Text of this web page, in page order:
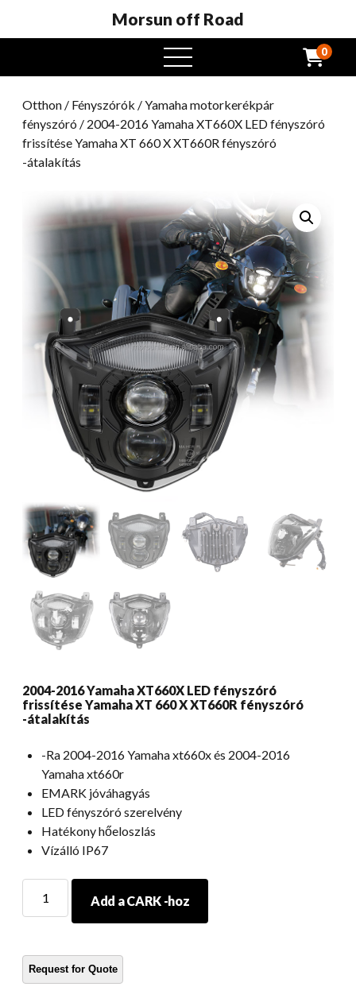
Morsun off Road
Nyissa
meg
menüt
0
Otthon / Fényszórók /Yamaha motorkerékpár
fényszóró / 2004-2016 Yamaha XT660X LED fényszóró
frissítése Yamaha XT 660 X XT660R fényszóró
-átalakítás
2004-2016 Yamaha XT660X LED fényszóró
frissítése Yamaha XT 660 X XT660R fényszóró
-átalakítás
-Ra 2004-2016 Yamaha xt660x és 2004-2016
Yamaha xt660r
EMARK jóváhagyás
LED fényszóró szerelvény
Hatékony hőeloszlás
Vízálló IP67
2016
LED
fényszóró
Add a CARK -hoz